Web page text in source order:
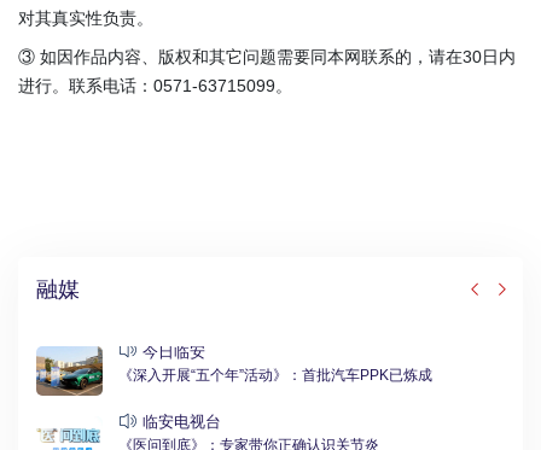
对其真实性负责。
③ 如因作品内容、版权和其它问题需要同本网联系的，请在30日内
进行。联系电话：0571-63715099。
融媒
今日临安
《深入开展“五个年”活动》：首批汽车PPK已炼成
临安电视台
《医问到底》：专家带你正确认识关节炎